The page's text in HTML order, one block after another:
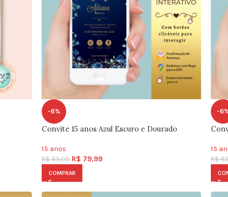
-6%
Convite 15 anos Azul Escuro e Dourado
15 anos
R$85,00 R$ 79,99
COMPRAR
-
15
R$